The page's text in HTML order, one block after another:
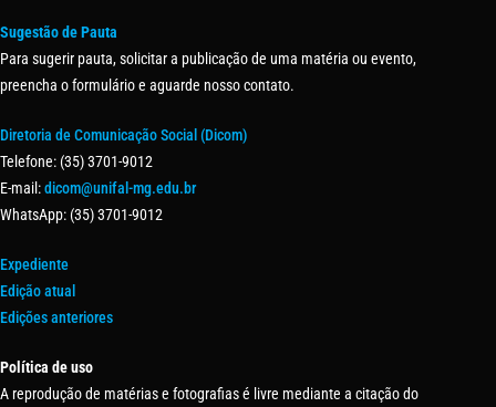
Sugestão de Pauta
Para sugerir pauta, solicitar a publicação de uma matéria ou evento,
preencha o formulário e aguarde nosso contato.
Diretoria de Comunicação Social (Dicom)
Telefone: (35) 3701-9012
E-mail:dicom@unifal-mg.edu.br
WhatsApp: (35) 3701-9012
Expediente
Edição atual
Edições anteriores
Política de uso
A reprodução de matérias e fotografias é livre mediante a citação do